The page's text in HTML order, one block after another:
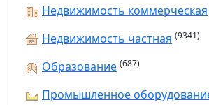
Недвижимость коммерческая
Недвижимость частная (9341)
Образование (687)
Промышленное